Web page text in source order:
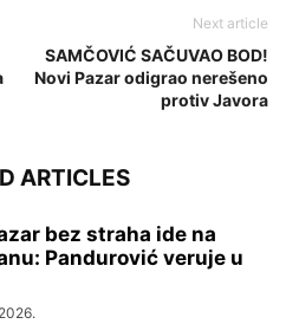
Next article
SAMČOVIĆ SAČUVAO BOD!
Novi Pazar odigrao nerešeno
protiv Javora
ARTICLES
bez straha ide na
Pandurović veruje u